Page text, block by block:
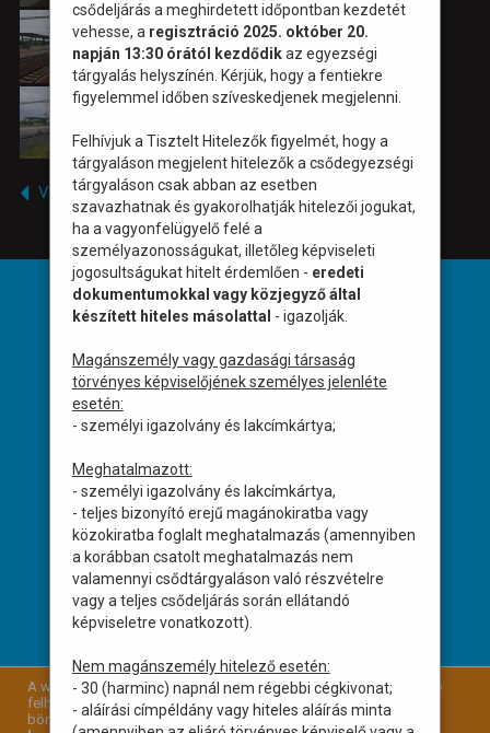
csődeljárás a meghirdetett időpontban kezdetét
vehesse, a regisztráció 2025. október 20.
napján 13:30 órától kezdődikaz egyezségi
tárgyalás helyszínén. Kérjük, hogy a fentiekre
figyelemmel időben szíveskedjenek megjelenni.
Felhívjuk a Tisztelt Hitelezők figyelmét, hogy a
tárgyaláson megjelent hitelezők a csődegyezségi
tárgyaláson csak abban az esetben
szavazhatnak és gyakorolhatják hitelezői jogukat,
ha a vagyonfelügyelő felé a
személyazonosságukat, illetőleg képviseleti
jogosultságukat hitelt érdemlően - eredeti
dokumentumokkal vagy közjegyző által
készített hiteles másolattal - igazolják.
Magánszemély vagy gazdasági társaság
törvényes képviselőjének személyes jelenléte
esetén:
- személyi igazolvány és lakcímkártya;
Meghatalmazott:
- személyi igazolvány és lakcímkártya,
- teljes bizonyító erejű magánokiratba vagy
közokiratba foglalt meghatalmazás (amennyiben
a korábban csatolt meghatalmazás nem
valamennyi csődtárgyaláson való részvételre
vagy a teljes csődeljárás során ellátandó
képviseletre vonatkozott).
Nem magánszemély hitelező esetén:
- 30 (harminc) napnál nem régebbi cégkivonat;
- aláírási címpéldány vagy hiteles aláírás minta
Vissza
HASZNOS INFORMÁCIÓ
Impresszum
Sütik használata
Jogi információ
ELÉRHETŐSÉGEK
9025 Győr, Kálvinista út 1/A
Iroda:
9022 Győr, Móricz Zsigmond rakpart 1.
Email: info@kuthaz.hu
A weboldalunkon cookie-kat (sütiket) használunk, hogy a legjobb
felhasználói élményt nyújthassuk. Amennyiben folytatja a
böngészést, úgy elfogadja az oldalra vonatkozócookie-k